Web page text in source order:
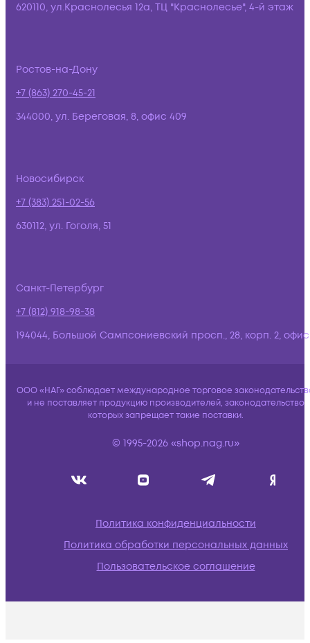
620110, ул.Краснолесья 12а, ТЦ "Краснолесье", 4-й этаж
Ростов-на-Дону
+7 (863) 270-45-21
344000, ул. Береговая, 8, офис 409
Новосибирск
+7 (383) 251-02-56
630112, ул. Гоголя, 51
Санкт-Петербург
+7 (812) 918-98-38
194044, Большой Сампсониевский просп., 28, корп. 2,
ООО «НАГ» соблюдает международное торговое
и не поставляет продукцию производителей, законодательство
которых запрещает такие поставки.
© 1995-2026 «shop.nag.ru»
Политика конфиденциальности
Политика обработки персональных данных
Пользовательское соглашение